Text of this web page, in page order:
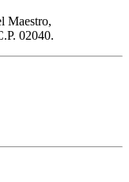
Maestro,
02040.